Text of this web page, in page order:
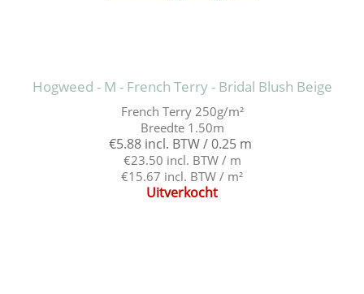
Hogweed - M - French Terry - Bridal Blush Beige
French Terry 250g/m²
Breedte 1.50m
€5.88 incl. BTW / 0.25 m
€23.50 incl. BTW / m
€15.67 incl. BTW / m²
Uitverkocht